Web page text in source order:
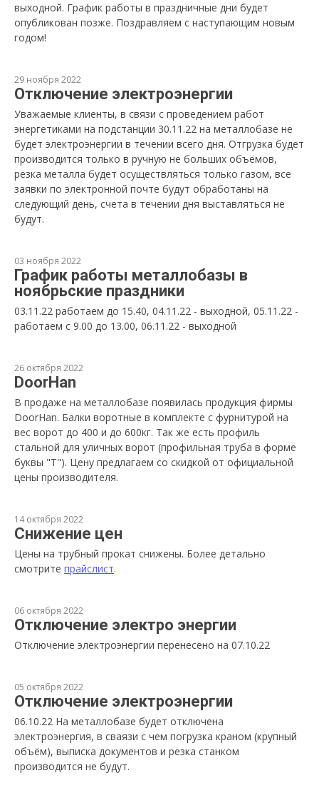
выходной. График работы в праздничные дни будет
опубликован позже. Поздравляем с наступающим новым
годом!
29 ноября 2022
Отключение электроэнергии
Уважаемые клиенты, в связи с проведением работ
энергетиками на подстанции 30.11.22 на металлобазе не
будет электроэнергии в течении всего дня. Отгрузка будет
производится только в ручную не больших объёмов,
резка металла будет осуществляться только газом, все
заявки по электронной почте будут обработаны на
следующий день, счета в течении дня выставляться не
будут.
03 ноября 2022
График работы металлобазы в
ноябрьские праздники
03.11.22 работаем до 15.40, 04.11.22 - выходной, 05.11.22 -
работаем с 9.00 до 13.00, 06.11.22 - выходной
26 октября 2022
DoorHan
В продаже на металлобазе появилась продукция фирмы
DoorHan. Балки воротные в комплекте с фурнитурой на
вес ворот до 400 и до 600кг. Так же есть профиль
стальной для уличных ворот (профильная труба в форме
буквы "Т"). Цену предлагаем со скидкой от официальной
цены производителя.
14 октября 2022
Снижение цен
Цены на трубный прокат снижены. Более детально
смотрите прайслист.
06 октября 2022
Отключение электро энергии
Отключение электроэнергии перенесено на 07.10.22
05 октября 2022
Отключение электроэнергии
06.10.22 На металлобазе будет отключена
электроэнергия, в сваязи с чем погрузка краном (крупный
объём), выписка документов и резка станком
производится не будут.